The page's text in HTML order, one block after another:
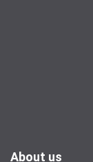
About us